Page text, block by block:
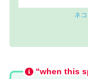
ネ
“when this